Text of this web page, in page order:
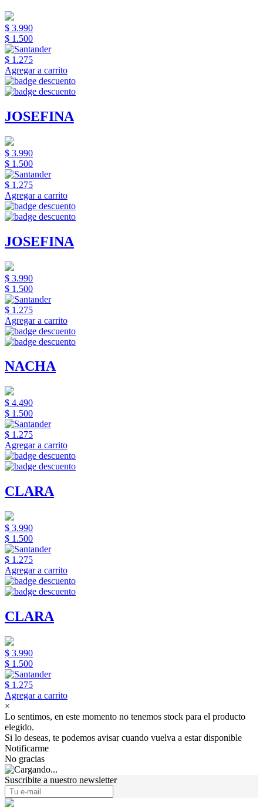
$ 3.990
$ 1.500
$ 1.275
Agregar a carrito
JOSEFINA
$ 3.990
$ 1.500
$ 1.275
Agregar a carrito
JOSEFINA
$ 3.990
$ 1.500
$ 1.275
Agregar a carrito
NACHA
$ 4.490
$ 1.500
$ 1.275
Agregar a carrito
CLARA
$ 3.990
$ 1.500
$ 1.275
Agregar a carrito
CLARA
$ 3.990
$ 1.500
$ 1.275
Agregar a carrito
×
Lo sentimos, en este momento no tenemos stock para el producto
elegido.
Si lo deseas, te podemos avisar cuando vuelva a estar disponible
Notificarme
No gracias
Suscribite a nuestro newsletter